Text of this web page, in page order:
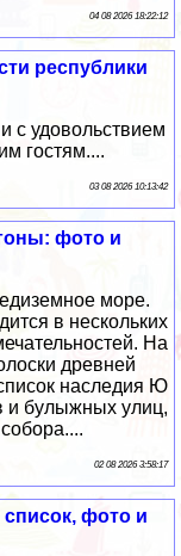
04 08 2026 18:22:12
республики
с удовольствием
гостям....
03 08 2026 10:13:42
фото и
море.
в нескольких
На
древней
наследия Ю
и булыжных улиц,
02 08 2026 3:58:17
фото и